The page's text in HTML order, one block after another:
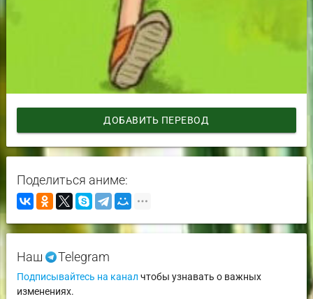
ДОБАВИТЬ ПЕРЕВОД
Поделиться аниме:
Наш Telegram
Подписывайтесь на канал чтобы узнавать о важных
изменениях.